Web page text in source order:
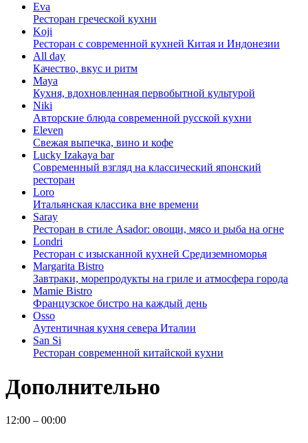
Eva
Ресторан греческой кухни
Koji
Ресторан с cовременной кухней Китая и Индонезии
All day
Качество, вкус и ритм
Maya
Кухня, вдохновленная первобытной культурой
Niki
Авторские блюда современной русской кухни
Eleven
Свежая выпечка, вино и кофе
Lucky Izakaya bar
Современный взгляд на классический японский
ресторан
Loro
Итальянская классика вне времени
Saray
Ресторан в стиле Asador: овощи, мясо и рыба на огне
Londri
Ресторан с изысканной кухней Средиземноморья
Margarita Bistro
Завтраки, морепродукты на гриле и атмосфера города
Mamie Bistro
Французское бистро на каждый день
Osso
Аутентичная кухня севера Италии
San Si
Ресторан современной китайской кухни
Дополнительно
12:00 – 00:00